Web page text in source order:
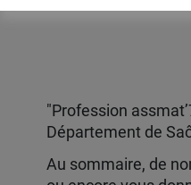
"Profession
Département de
Au sommaire, de